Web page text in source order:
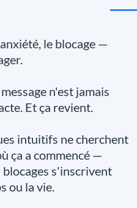
le blocage —
n'est jamais
Et ça revient.
intuitifs ne cherchent
ça a commencé —
blocages s'inscrivent
ou la vie.